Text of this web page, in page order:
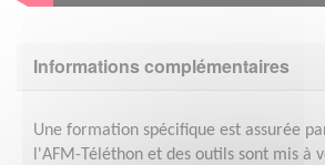
Informations complémentaires
Une formation spécifique est assurée
l'AFM-Téléthon et des outils sont mis à